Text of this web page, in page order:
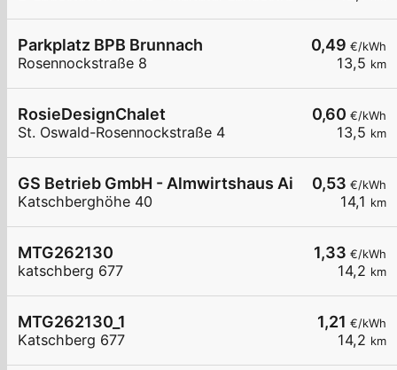
0,49 €/kWh
13,5 km
Parkplatz BPB Brunnach
Rosennockstraße 8
0,60 €/kWh
13,5 km
RosieDesignChalet
St. Oswald-Rosennockstraße 4
0,53 €/kWh
14,1 km
GS Betrieb GmbH - Almwirtshaus Ainkehr -
Katschberghöhe 40
1,33 €/kWh
14,2 km
MTG262130
katschberg 677
1,21 €/kWh
14,2 km
MTG262130_1
Katschberg 677